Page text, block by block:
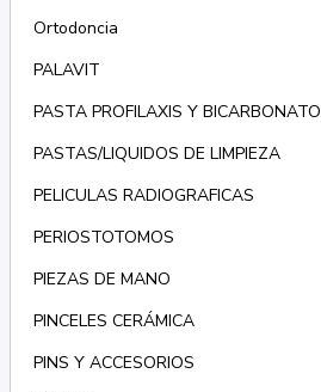
Ortodoncia
PALAVIT
PASTA PROFILAXIS Y BICARBONATO
PASTAS/LIQUIDOS DE LIMPIEZA
PELICULAS RADIOGRAFICAS
PERIOSTOTOMOS
PIEZAS DE MANO
PINCELES CERÁMICA
PINS Y ACCESORIOS